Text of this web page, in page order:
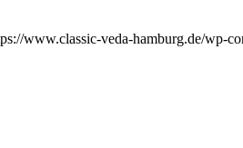
www.classic-veda-hamburg.de/wp-